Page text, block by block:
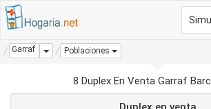
Garraf Dropdown
Poblaciones
8 Duplex En Venta Garraf